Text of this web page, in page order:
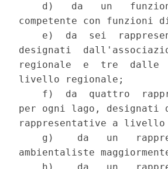
d)   da   un
competente con funzioni
e)  da  sei
designati
regionale  e  tre  dalle
livello regionale;
f)  da  quattro
per ogni lago, designati
rappresentative a livello
g)    da   un
ambientaliste